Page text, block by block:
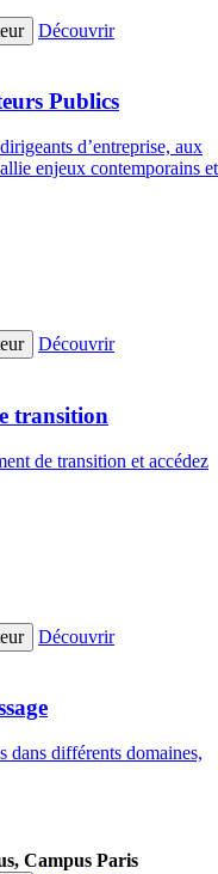
Découvrir
Publics
d’entreprise, aux
enjeux contemporains et
Découvrir
transition
de transition et accédez
Découvrir
dans différents domaines,
Campus Paris